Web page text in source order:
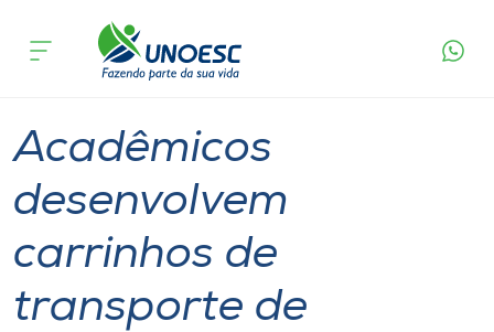
Cursos
Pesquisa
Atendimento ao Estudante
Portal de Ensino
acontece
Acadêmicos
desenvolvem
carrinhos de
transporte de